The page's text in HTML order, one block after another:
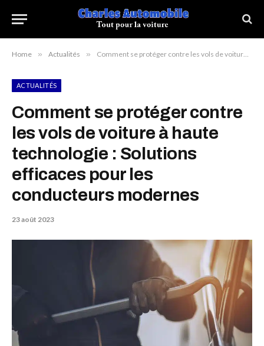
Home » Actualités » Comment se protéger contre les vols de voiture à haute technologie : Solutions efficaces pour les conducteurs modernes
ACTUALITÉS
Comment se protéger contre
les vols de voiture à haute
technologie : Solutions
efficaces pour les
conducteurs modernes
23 août 2023